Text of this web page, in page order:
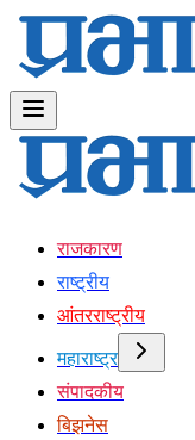
राजकारण
राष्ट्रीय
आंतरराष्ट्रीय
महाराष्ट्र
संपादकीय
बिझनेस